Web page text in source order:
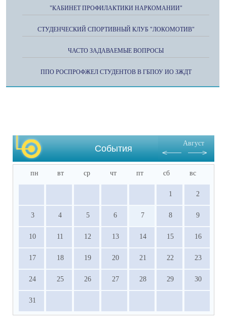
"КАБИНЕТ ПРОФИЛАКТИКИ НАРКОМАНИИ"
СТУДЕНЧЕСКИЙ СПОРТИВНЫЙ КЛУБ "ЛОКОМОТИВ"
ЧАСТО ЗАДАВАЕМЫЕ ВОПРОСЫ
ППО РОСПРОФЖЕЛ СТУДЕНТОВ В ГБПОУ ИО ЗЖДТ
События
Август
пн вт ср чт пт сб вс
1 2
3 4 5 6 7 8 9
10 11 12 13 14 15 16
17 18 19 20 21 22 23
24 25 26 27 28 29 30
31